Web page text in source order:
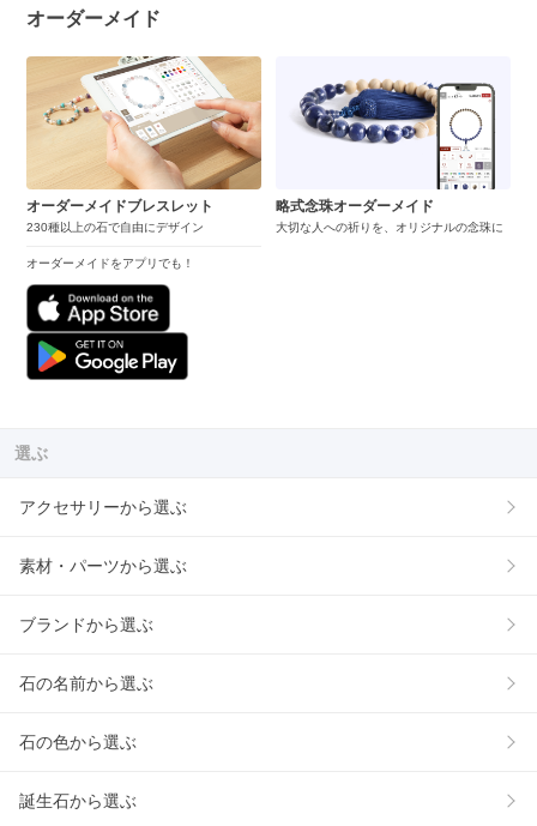
オーダーメイド
オーダーメイドブレスレット
230種以上の石で自由にデザイン
オーダーメイドをアプリでも！
略式念珠オーダーメイド
大切な人への祈りを、オリジナルの念珠に
選ぶ
アクセサリーから選ぶ
素材・パーツから選ぶ
ブランドから選ぶ
石の名前から選ぶ
石の色から選ぶ
誕生石から選ぶ